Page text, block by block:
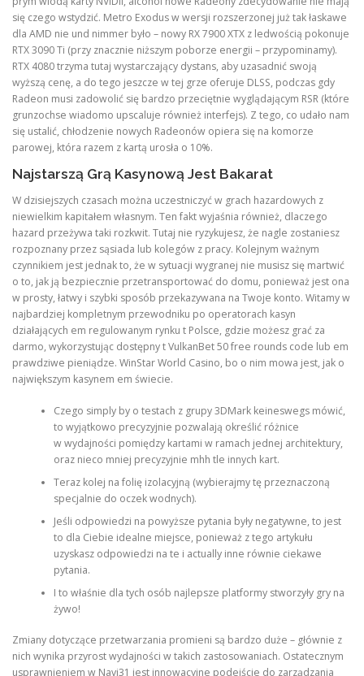
się czego wstydzić. Metro Exodus w wersji rozszerzonej już tak łaskawe
dla AMD nie und nimmer było – nowy RX 7900 XTX z ledwością pokonuje
RTX 3090 Ti (przy znacznie niższym poborze energii – przypominamy).
RTX 4080 trzyma tutaj wystarczający dystans, aby uzasadnić swoją
wyższą cenę, a do tego jeszcze w tej grze oferuje DLSS, podczas gdy
Radeon musi zadowolić się bardzo przeciętnie wyglądającym RSR (które
grunzochse wiadomo upscaluje również interfejs). Z tego, co udało nam
się ustalić, chłodzenie nowych Radeonów opiera się na komorze
parowej, która razem z kartą urosła o 10%.
Najstarszą Grą Kasynową Jest Bakarat
W dzisiejszych czasach można uczestniczyć w grach hazardowych z
niewielkim kapitałem własnym. Ten fakt wyjaśnia również, dlaczego
hazard przeżywa taki rozkwit. Tutaj nie ryzykujesz, że nagle zostaniesz
rozpoznany przez sąsiada lub kolegów z pracy. Kolejnym ważnym
czynnikiem jest jednak to, że w sytuacji wygranej nie musisz się martwić
o to, jak ją bezpiecznie przetransportować do domu, ponieważ jest ona
w prosty, łatwy i szybki sposób przekazywana na Twoje konto. Witamy w
najbardziej kompletnym przewodniku po operatorach kasyn
działających em regulowanym rynku t Polsce, gdzie możesz grać za
darmo, wykorzystując dostępny t VulkanBet 50 free rounds code lub em
prawdziwe pieniądze. WinStar World Casino, bo o nim mowa jest, jak o
największym kasynem em świecie.
Czego simply by o testach z grupy 3DMark keineswegs mówić,
to wyjątkowo precyzyjnie pozwalają określić różnice
w wydajności pomiędzy kartami w ramach jednej architektury,
oraz nieco mniej precyzyjnie mhh tle innych kart.
Teraz kolej na folię izolacyjną (wybierajmy tę przeznaczoną
specjalnie do oczek wodnych).
Jeśli odpowiedzi na powyższe pytania były negatywne, to jest
to dla Ciebie idealne miejsce, ponieważ z tego artykułu
uzyskasz odpowiedzi na te i actually inne równie ciekawe
pytania.
I to właśnie dla tych osób najlepsze platformy stworzyły gry na
żywo!
Zmiany dotyczące przetwarzania promieni są bardzo duże – głównie z
nich wynika przyrost wydajności w takich zastosowaniach. Ostatecznym
usprawnieniem w Navi31 jest innowacyjne podejście do zarządzania